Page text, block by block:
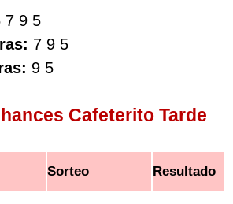
7 9 5
7 9 5
9 5
Cafeterito Tarde
Sorteo Resultado